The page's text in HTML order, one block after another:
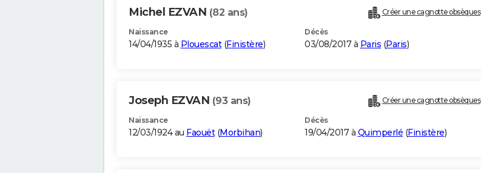
Michel EZVAN (82 ans) Créer une cagnotte obsèques
Naissance
14/04/1935 à Plouescat(Finistère)
Décès
03/08/2017 à Paris (Paris)
Joseph EZVAN (93 ans) Créer une cagnotte obsèques
Naissance
12/03/1924 au Faouët(Morbihan)
Décès
19/04/2017 à Quimperlé (Finistère)